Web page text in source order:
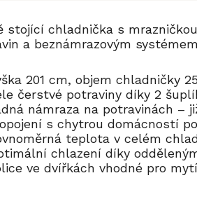
stojící chladnička s
a beznámrazovým systémem
201 cm, objem chladničky
čerstvé potraviny díky 2
námraza na potravinách –
s chytrou domácností
teplota v celém
chlazení díky
ve dvířkách vhodné pro